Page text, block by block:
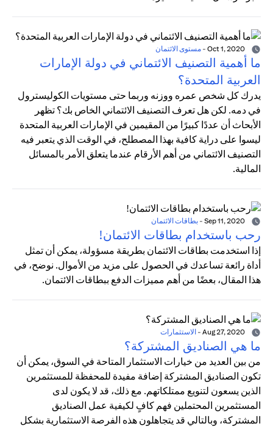
- مستوى الائتمان
ما أهمية التصنيف الائتماني في دولة الإمارات
العربية المتحدة؟
يدرك كل شخص عمره ووزنه وربما حتى مستويات الكوليسترول
في دمه. لكن هل تعرف التصنيف الائتماني الخاص بك؟ تظهر
الأبحاث أن عددًا كبيرًا من المقيمين في الإمارات العربية المتحدة
ليسوا على دراية كافية بهذا المصطلح، في الوقت الذي يتعبر فيه
التصنيف الائتماني من أهم الأرقام عندما يتعلق الأمر بالمسائل
المالية.
- بطاقات الائتمان
رحب باستخدام بطاقات الائتمان!
إذا استخدمت بطاقات الائتمان بطريقة مسؤولة، يمكن أن تمثل
أداة رائعة تساعدك في الحصول على مزيد من الأموال. نوضح، في
هذا المقال، بعضًا من أهم مميزات الدفع ببطاقات الائتمان.
- الاستثمارات
ما هي الصناديق المشتركة؟
من بين العديد من خيارات الاستثمار المتاحة في السوق، يمكن أن
تكون الصناديق المشتركة إضافة مفيدة للمحفظة للمستثمرين
الذين يسعون لتنويع ممتلكاتهم. مع ذلك، قد لا يكون لدى
المستثمرين المحتملين فهم كافٍ لكيفية عمل الصناديق
المشتركة، وبالتالي قد يتجاهلون هذه الفرصة الاستثمارية بشكل